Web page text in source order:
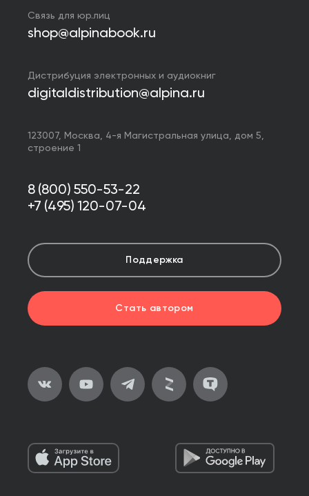
Связь для юр.лиц
shop@alpinabook.ru
Дистрибуция электронных и аудиокниг
digitaldistribution@alpina.ru
123007, Москва, 4-я Магистральная улица, дом 5,
строение 1
8 (800) 550-53-22
+7 (495) 120-07-04
Поддержка
Стать автором